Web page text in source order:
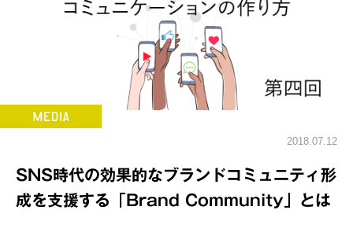
2018.07.12
SNS時代の効果的なブランドコミュニティ形
成を支援する「Brand Community」とは